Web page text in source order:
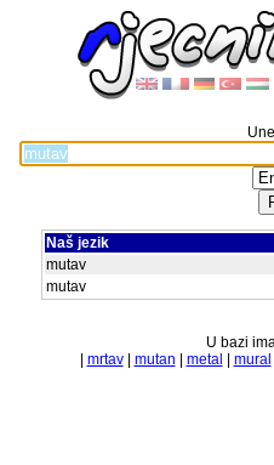
Naš jezik
mutav
mutav
U bazi
mrtav| mutan metal mural